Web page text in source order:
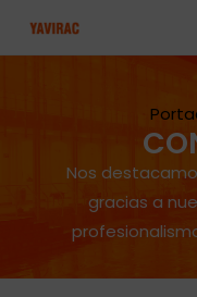
Nos
gracias a